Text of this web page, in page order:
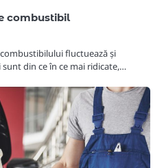
combustibil
fluctuează și
din ce în ce mai ridicate,…